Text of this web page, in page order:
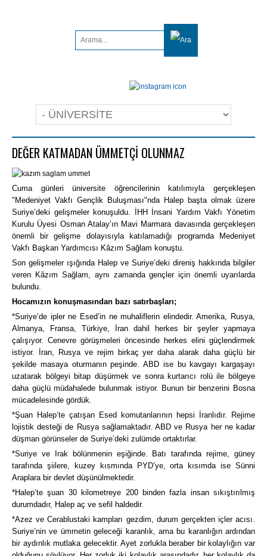
DEĞER KATMADAN ÜMMETÇİ OLUNMAZ
Cuma günleri üniversite öğrencilerinin katılımıyla gerçekleşen
"Medeniyet Vakfı Gençlik Buluşması"nda Halep başta olmak üzere
Suriye’deki gelişmeler konuşuldu. İHH İnsani Yardım Vakfı Yönetim
Kurulu Üyesi Osman Atalay’ın Mavi Marmara davasında gerçekleşen
önemli bir gelişme dolayısıyla katılamadığı programda Medeniyet
Vakfı Başkan Yardımcısı Kâzım Sağlam konuştu.
Son gelişmeler ışığında Halep ve Suriye’deki direniş hakkında bilgiler
veren Kâzım Sağlam, aynı zamanda gençler için önemli uyarılarda
bulundu.
Hocamızın konuşmasından bazı satırbaşları;
*Suriye’de ipler ne Esed’in ne muhaliflerin elindedir. Amerika, Rusya,
Almanya, Fransa, Türkiye, İran dahil herkes bir şeyler yapmaya
çalışıyor. Cenevre görüşmeleri öncesinde herkes elini güçlendirmek
istiyor. İran, Rusya ve rejim birkaç yer daha alarak daha güçlü bir
şekilde masaya oturmanın peşinde. ABD ise bu kavgayı kargaşayı
uzatarak bölgeyi bitap düşürmek ve sonra kurtarıcı rolü ile bölgeye
daha güçlü müdahalede bulunmak istiyor. Bunun bir benzerini Bosna
mücadelesinde gördük.
*Şuan Halep’te çatışan Esed komutanlarının hepsi İranlıdır. Rejime
lojistik desteği de Rusya sağlamaktadır. ABD ve Rusya her ne kadar
düşman görünseler de Suriye’deki zulümde ortaktırlar.
*Suriye ve Irak bölünmenin eşiğinde. Batı tarafında rejime, güney
tarafında şiilere, kuzey kısmında PYD’ye, orta kısımda ise Sünni
Araplara bir devlet düşünülmektedir.
*Halep’te şuan 30 kilometreye 200 binden fazla insan sıkıştırılmış
durumdadır, Halep aç ve sefil haldedir.
*Azez ve Cerablustaki kampları gezdim, durum gerçekten içler acısı.
Suriye’nin ve ümmetin geleceği karanlık, ama bu karanlığın ardından
bir aydınlık mutlaka gelecektir. Ayet zorlukla beraber bir kolaylığın var